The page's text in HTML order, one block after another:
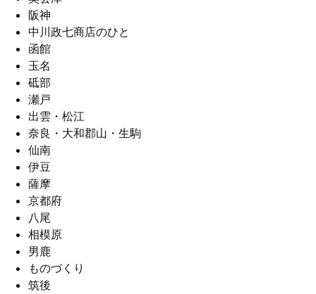
阪神
中川政七商店のひと
函館
玉名
砥部
瀬戸
出雲・松江
奈良・大和郡山・生駒
仙南
伊豆
薩摩
京都府
八尾
相模原
男鹿
ものづくり
筑後